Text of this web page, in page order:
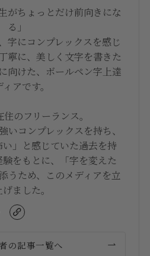
がちょっとだけ前向きにな
る」
字にコンプレックスを感じ
寧に、美しく文字を書きた
向けた、ボールペン字上達
アです。
のフリーランス。
いコンプレックスを持ち、
い」と感じていた過去を持
をもとに、「字を変えた
うため、このメディアを立
ました。
の記事一覧へ